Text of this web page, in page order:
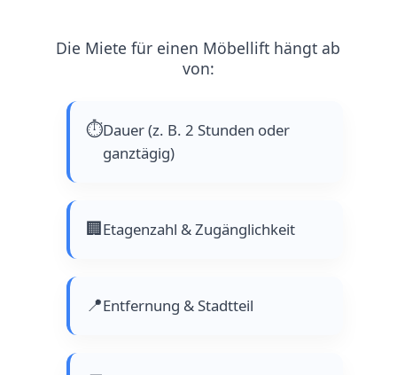
Die Miete für einen Möbellift hängt ab
von:
⏱️Dauer (z. B. 2 Stunden oder
ganztägig)
🏢Etagenzahl & Zugänglichkeit
📍Entfernung & Stadtteil